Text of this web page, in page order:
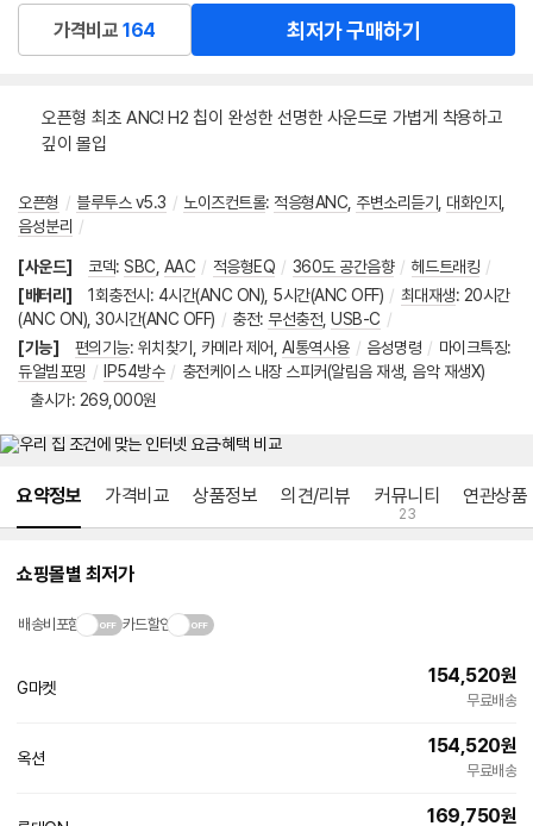
가격비교 164 최저가 구매하기
오픈형 최초 ANC! H2 칩이 완성한 선명한 사운드로 가볍게 착용하고
깊이 몰입
오픈형 / 블루투스 v5.3 / 노이즈컨트롤: 적응형ANC 주변소리듣기 대화인지
음성분리 /
[사운드] 코덱: SBC AAC / 적응형EQ / 360도 공간음향 / 헤드트래킹 /
[배터리]
1회충전시 : 4시간(ANC ON), 5시간(ANC OFF) / 최대재생: 20시간
(ANC ON), 30시간(ANC OFF) / 충전: 무선충전 USB-C /
[기능]
편의기능: 위치찾기 카메라 제어 AI통역사용 / 음성명령 / 마이크특징:
듀얼빔포밍 / IP54방수 / 충전케이스 내장 스피커(알림음 재생, 음악 재생X)
출시가
출시가: 269,000원
요약정보 가격비교 상품정보 의견/리뷰 커뮤니티
23
연관상품
쇼핑몰별 최저가
배송비포함 카드할인
G마켓
154,520원
무료배송
옥션
154,520원
무료배송
169,750원